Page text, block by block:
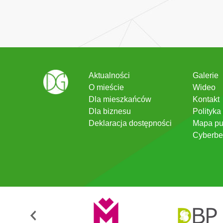
Aktualności
O mieście
Dla mieszkańców
Dla biznesu
Deklaracja dostępności
Galerie
Wideo
Kontakt
Mapa